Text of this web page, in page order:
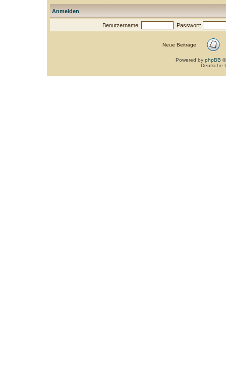
Anmelden
Benutzername: Passwort:
Neue Beiträge
Powered by phpBB
Deutsche